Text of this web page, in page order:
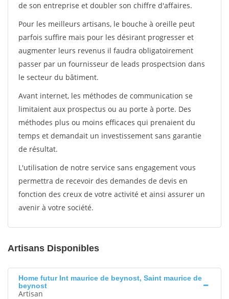
de son entreprise et doubler son chiffre d'affaires.
Pour les meilleurs artisans, le bouche à oreille peut
parfois suffire mais pour les désirant progresser et
augmenter leurs revenus il faudra obligatoirement
passer par un fournisseur de leads prospectsion dans
le secteur du bâtiment.
Avant internet, les méthodes de communication se
limitaient aux prospectus ou au porte à porte. Des
méthodes plus ou moins efficaces qui prenaient du
temps et demandait un investissement sans garantie
de résultat.
L'utilisation de notre service sans engagement vous
permettra de recevoir des demandes de devis en
fonction des creux de votre activité et ainsi assurer un
avenir à votre société.
Artisans Disponibles
Home futur Int maurice de beynost, Saint maurice de
beynost
Artisan